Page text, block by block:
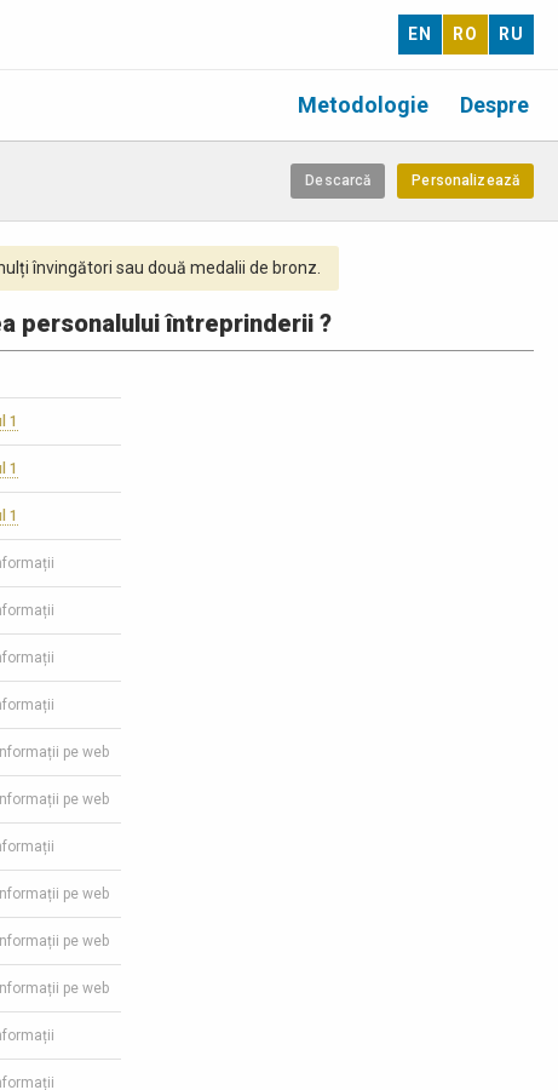
EN RO RU
Despre
Metodologie
Personalizează
Descarcă
învingători sau două medalii de bronz.
personalului întreprinderii ?
1
1
1
pe web
pe web
pe web
pe web
pe web